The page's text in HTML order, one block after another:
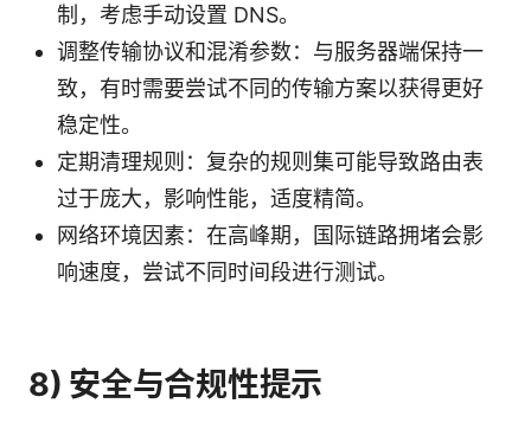
制，考虑手动设置 DNS。
调整传输协议和混淆参数：与服务器端保持一
致，有时需要尝试不同的传输方案以获得更好
稳定性。
定期清理规则：复杂的规则集可能导致路由表
过于庞大，影响性能，适度精简。
网络环境因素：在高峰期，国际链路拥堵会影
响速度，尝试不同时间段进行测试。
8) 安全与合规性提示